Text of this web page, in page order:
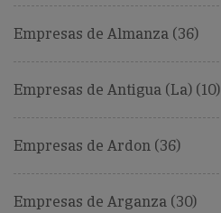
Empresas de Almanza (36)
Empresas de Antigua (La) (10)
Empresas de Ardon (36)
Empresas de Arganza (30)